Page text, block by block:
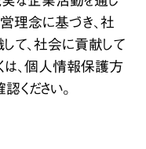
営理念に基づき、社
て、社会に貢献して
くは、個人情報保護方
ください。